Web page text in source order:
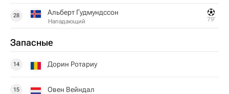
28 Альберт Гудмундссон
Нападающий 79‎’‎
Запасные
14 Дорин Ротариу
15 Овен Вейндал